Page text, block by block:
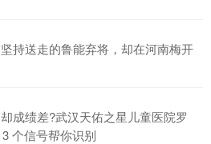
持送走的鲁能弃将，却在河南梅开
成绩差?武汉天佑之星儿童医院罗
个信号帮你识别